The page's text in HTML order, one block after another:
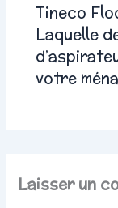
Tineco
Laquelle
votre
Laisser un